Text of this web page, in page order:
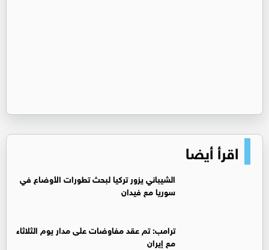
اقرأ أيضا
‏الشيباني يزور تركيا لبحث تطورات الأوضاع في
سوريا مع فيدان
ترامب: تم عقد مفاوضات على مدار يوم الثلاثاء
مع إيران